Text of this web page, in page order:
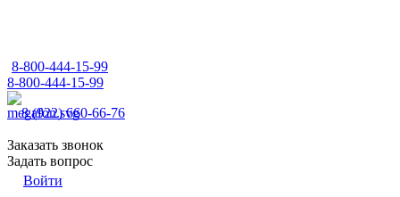
8-800-444-15-99
8-800-444-15-99
8 (922) 660-66-76
Заказать звонок
Задать вопрос
Войти